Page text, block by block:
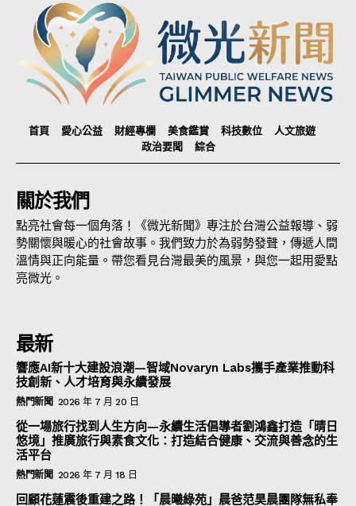
首頁 愛心公益 財經專欄 美食鑑賞 科技數位
人文旅遊
政治要聞
綜合
關於我們
點亮社會每一個角落！《微光新聞》專注於台灣公益報導、弱
勢關懷與暖心的社會故事。我們致力於為弱勢發聲，傳遞人間
溫情與正向能量。帶您看見台灣最美的風景，與您一起用愛點
亮微光。
最新
響應AI新十大建設浪潮—智域Novaryn Labs攜手產業推動科
技創新、人才培育與永續發展
熱門新聞 2026 年 7 月 20 日
從一場旅行找到人生方向—永續生活倡導者劉鴻鑫打造「晴日
悠境」推廣旅行與素食文化：打造結合健康、交流與善念的生
活平台
熱門新聞 2026 年 7 月 18 日
回顧花蓮震後重建之路！「晨曦綠苑」晨爸范昊晨團隊無私奉